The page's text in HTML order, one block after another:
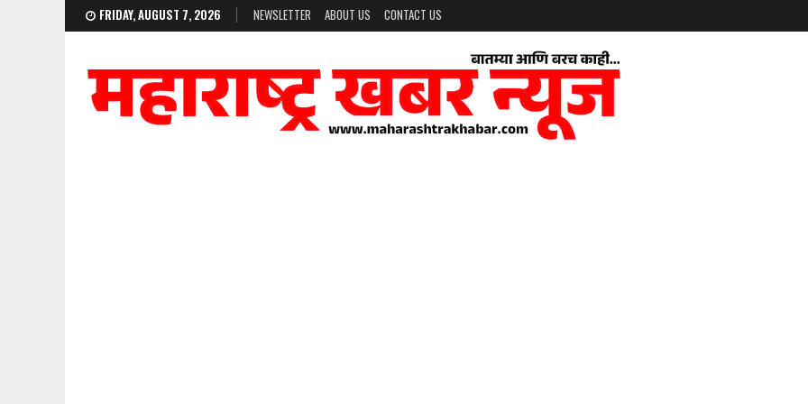
FRIDAY, AUGUST 7, 2026 NEWSLETTER ABOUT US CONTACT US